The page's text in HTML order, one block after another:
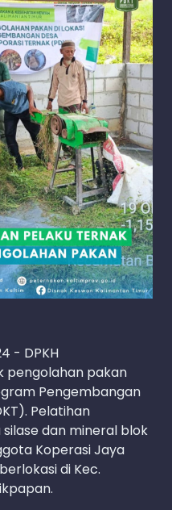
- DPKH
pengolahan pakan
Pengembangan
Pelatihan
dan mineral blok
Koperasi Jaya
di Kec.